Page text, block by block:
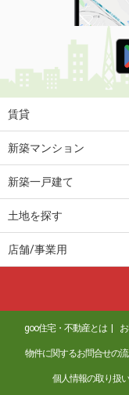
賃貸
新築マンション
新築一戸建て
土地を探す
店舗/事業用
goo住宅・不動産とは
物件に関するお問合せの
個人情報の取り扱